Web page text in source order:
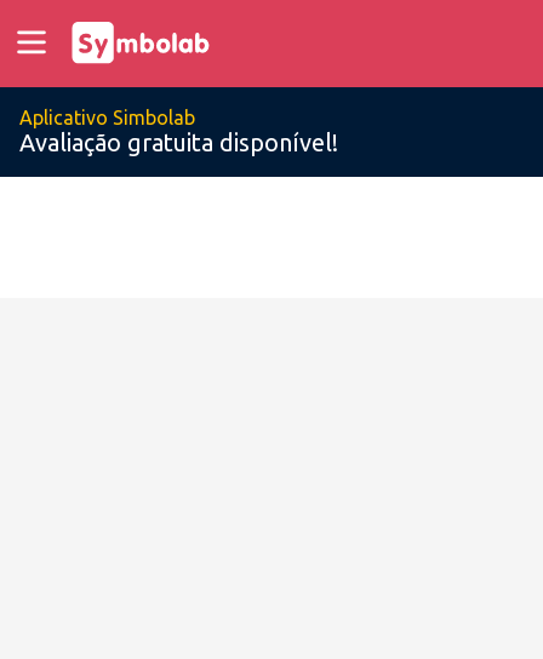
Aplicativo Simbolab
Avaliação gratuita disponível!